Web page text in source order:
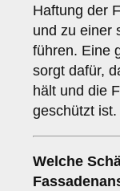
Haftung der
und zu einer
führen. Eine
sorgt dafür,
hält und die
geschützt ist.
Welche